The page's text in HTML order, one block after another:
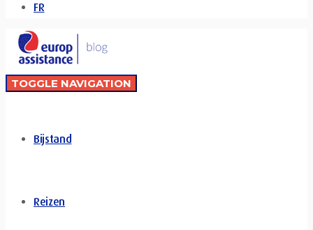
FR
TOGGLE NAVIGATION
Bijstand
Reizen